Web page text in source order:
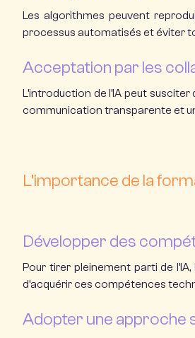
Les algorithmes peuvent
processus automatisés et éviter
Acceptation par les
L’introduction de l’IA peut
communication transparente et
L’importance de la
Développer des
Pour tirer pleinement parti de
d’acquérir ces compétences
Adopter une approche